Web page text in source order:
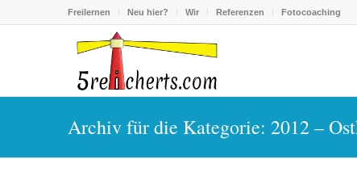
Freilernen Neu hier? Wir Referenzen Fotocoaching
Archiv für die Kategorie: 2012 –